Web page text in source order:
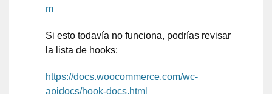
m
Si esto todavía no funciona, podrías revisar
la lista de hooks:
https://docs.woocommerce.com/wc-
apidocs/hook-docs.html